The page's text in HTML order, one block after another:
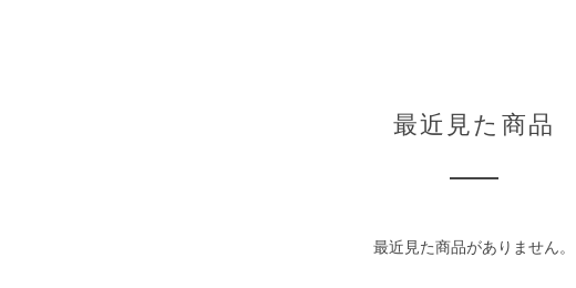
最近見た商品
最近見た商品がありません。